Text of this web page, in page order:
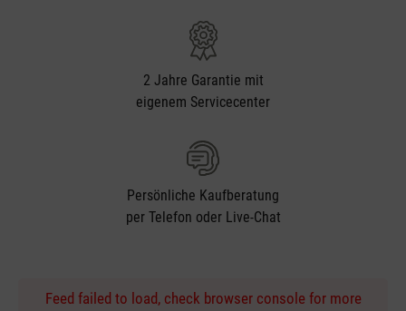
2 Jahre Garantie mit
eigenem Servicecenter
Persönliche Kaufberatung
per Telefon oder Live-Chat
Feed failed to load, check browser console for more